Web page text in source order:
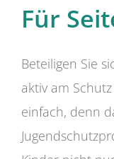
Für
Beteiligen Sie
aktiv am
einfach, denn